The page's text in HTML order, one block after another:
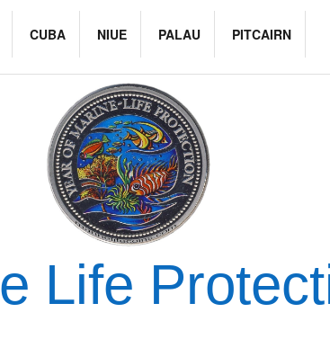
CUBA NIUE PALAU PITCAIRN
Life